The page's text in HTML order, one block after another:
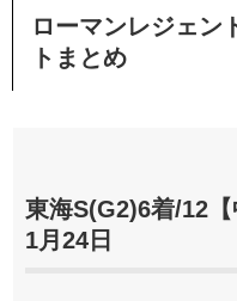
ローマンレジェン
トまとめ
東海S(G2)6着/12
1月24日